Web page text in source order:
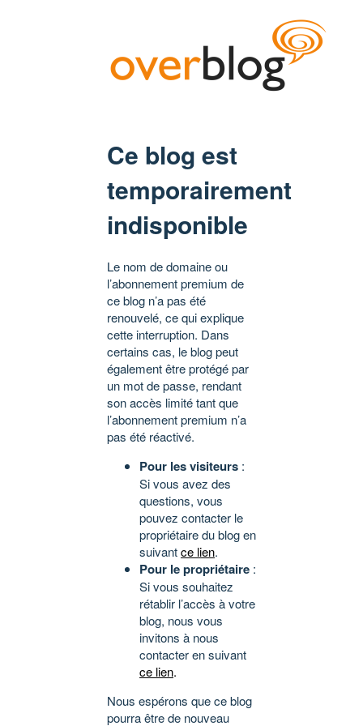
Ce blog est
temporairement
indisponible
Le nom de domaine ou
l’abonnement premium de
ce blog n’a pas été
renouvelé, ce qui explique
cette interruption. Dans
certains cas, le blog peut
également être protégé par
un mot de passe, rendant
son accès limité tant que
l’abonnement premium n’a
pas été réactivé.
Pour les visiteurs :
Si vous avez des
questions, vous
pouvez contacter le
propriétaire du blog en
suivantce lien.
Pour le propriétaire :
Si vous souhaitez
rétablir l’accès à votre
blog, nous vous
invitons à nous
contacter en suivant
ce lien.
Nous espérons que ce blog
pourra être de nouveau